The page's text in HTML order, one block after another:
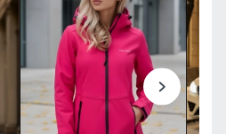
материал
и стиль
Свободная модель